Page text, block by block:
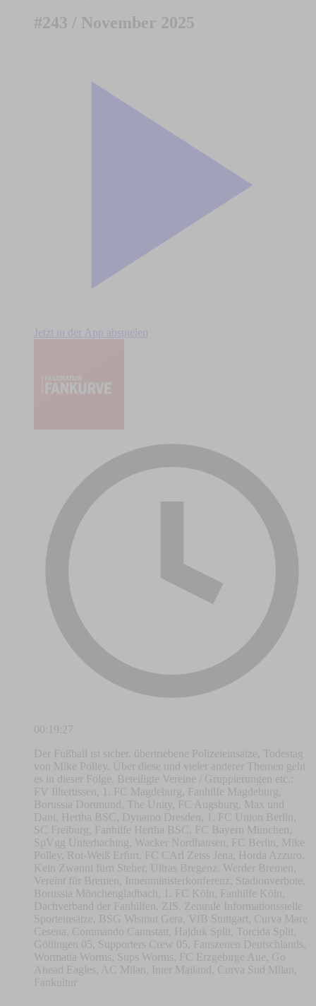
#243 / November 2025
Jetzt in der App abspielen
00:19:27
Der Fußball ist sicher, übertriebene Polizeieinsätze, Todestag
von Mike Polley. Über diese und vieler anderer Themen geht
es in dieser Folge. Beteiligte Vereine / Gruppierungen etc.:
FV Illtertissen, 1. FC Magdeburg, Fanhilfe Magdeburg,
Borussia Dortmund, The Unity, FC Augsburg, Max und
Dani, Hertha BSC, Dynamo Dresden, 1. FC Union Berlin,
SC Freiburg, Fanhilfe Hertha BSC, FC Bayern München,
SpVgg Unterhaching, Wacker Nordhausen, FC Berlin, Mike
Polley, Rot-Weiß Erfurt, FC CArl Zeiss Jena, Horda Azzuro,
Kein Zwanni fürn Steher, Ultras Bregenz, Werder Bremen,
Vereint für Bremen, Innenministerkonferenz, Stadionverbote,
Borussia Mönchengladbach, 1. FC Köln, Fanhilfe Köln,
Dachverband der Fanhilfen, ZIS, Zentrale Informationsstelle
Sporteinsätze, BSG Wismut Gera, VfB Stuttgart, Curva Mare
Cesena, Commando Cannstatt, Hajduk Split, Torcida Split,
Göttingen 05, Supporters Crew 05, Fanszenen Deutschlands,
Wormatia Worms, Sups Worms, FC Erzgebirge Aue, Go
Ahead Eagles, AC Milan, Inter Mailand, Curva Sud Milan,
Fankultur